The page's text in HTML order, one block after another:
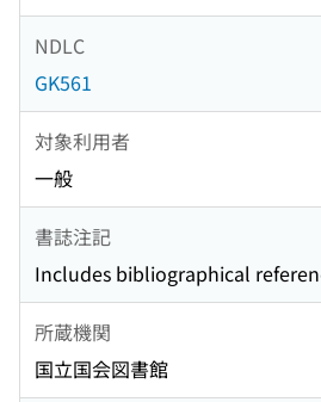
NDLC
GK561
対象利用者
一般
書誌注記
Includes bibliographical
所蔵機関
国立国会図書館